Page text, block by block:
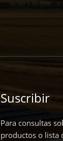
Suscribir
Para consultas
productos o lista